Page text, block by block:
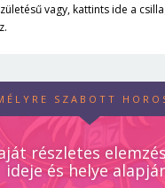
vagy, kattints ide a
SZABOTT
részletes
ideje és helye